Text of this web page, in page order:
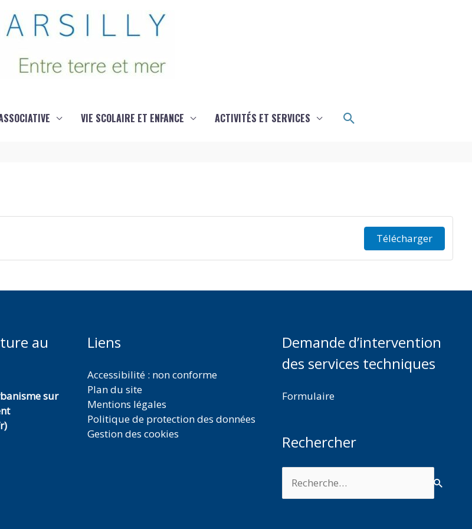
VIE SCOLAIRE ET ENFANCE ACTIVITÉS ET SERVICES Rechercher
Télécharger
au
sur
Liens
Accessibilité : non conforme
Plan du site
Mentions légales
Politique de protection des données
Gestion des cookies
Demande d’intervention
des services techniques
Formulaire
Rechercher